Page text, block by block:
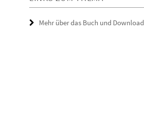
Mehr über das Buch und Download